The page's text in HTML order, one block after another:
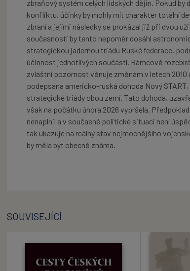
zbraňový systém celých lidských dějin. Pokud by
konfliktu, účinky by mohly mít charakter totální
zbraní a jejími následky se prokázal již při dvou
současnosti by tento nepoměr dosáhl
strategickou jadernou triádu Ruské federace,
účinnost jednotlivých součástí. Rámcově
zvláštní pozornost věnuje změnám v letech 2010
podepsána americko-ruská dohoda Nový
strategické triády obou zemí. Tato dohoda,
však na počátku února 2026 vypršela.
nenaplnil a v současné politické situaci není
tak ukazuje na reálný stav nejmocnějšího
by měla být obecně známa.
SOUVISEJÍCÍ